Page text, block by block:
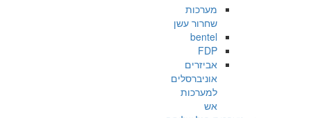
מערכות
שחרור עשן
bentel
FDP
אביזרים
אוניברסלים
למערכות
אש